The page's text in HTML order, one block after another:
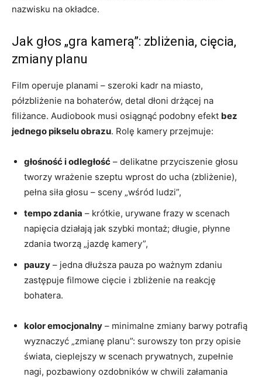
nazwisku na okładce.
Jak głos „gra kamerą”: zbliżenia, cięcia,
zmiany planu
Film operuje planami – szeroki kadr na miasto,
półzbliżenie na bohaterów, detal dłoni drżącej na
filiżance. Audiobook musi osiągnąć podobny efekt bez
jednego pikselu obrazu. Rolę kamery przejmuje:
głośność i odległość – delikatne przyciszenie głosu
tworzy wrażenie szeptu wprost do ucha (zbliżenie),
pełna siła głosu – sceny „wśród ludzi”,
tempo zdania – krótkie, urywane frazy w scenach
napięcia działają jak szybki montaż; długie, płynne
zdania tworzą „jazdę kamery”,
pauzy – jedna dłuższa pauza po ważnym zdaniu
zastępuje filmowe cięcie i zbliżenie na reakcję
bohatera.
kolor emocjonalny – minimalne zmiany barwy potrafią
wyznaczyć „zmianę planu”: surowszy ton przy opisie
świata, cieplejszy w scenach prywatnych, zupełnie
nagi, pozbawiony ozdobników w chwili załamania